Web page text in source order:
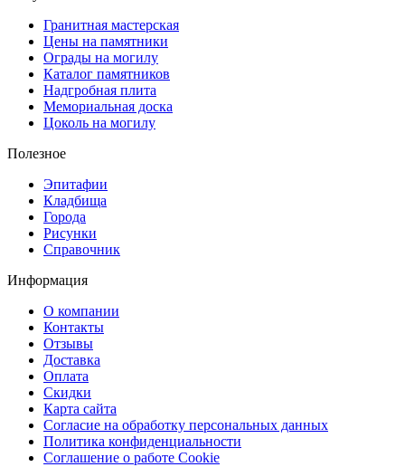
Гранитная мастерская
Цены на памятники
Ограды на могилу
Каталог памятников
Надгробная плита
Мемориальная доска
Цоколь на могилу
Полезное
Эпитафии
Кладбища
Города
Рисунки
Справочник
Информация
О компании
Контакты
Отзывы
Доставка
Оплата
Скидки
Карта сайта
Согласие на обработку персональных данных
Политика конфиденциальности
Соглашение о работе Cookie